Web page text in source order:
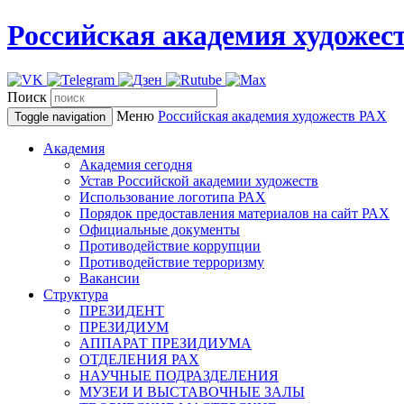
Российская академия
Поиск
Toggle navigation Меню Российская академия художеств РАХ
Академия
Академия сегодня
Устав Российской академии художеств
Использование логотипа РАХ
Порядок предоставления материалов на сайт РАХ
Официальные документы
Противодействие коррупции
Противодействие терроризму
Вакансии
Структура
ПРЕЗИДЕНТ
ПРЕЗИДИУМ
АППАРАТ ПРЕЗИДИУМА
ОТДЕЛЕНИЯ РАХ
НАУЧНЫЕ ПОДРАЗДЕЛЕНИЯ
МУЗЕИ И ВЫСТАВОЧНЫЕ ЗАЛЫ